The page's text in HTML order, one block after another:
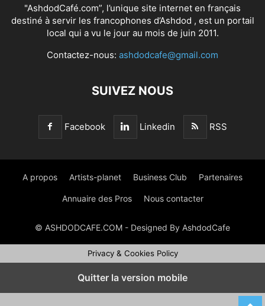
"AshdodCafé.com”, l’unique site internet en français
destiné à servir les francophones d’Ashdod , est un portail
local qui a vu le jour au mois de juin 2011.
Contactez-nous: ashdodcafe@gmail.com
SUIVEZ NOUS
Facebook Linkedin RSS
A propos Artists-planet Business Club Partenaires
Annuaire des Pros Nous contacter
© ASHDODCAFE.COM - Designed By AshdodCafe
Privacy & Cookies Policy
Quitter la version mobile